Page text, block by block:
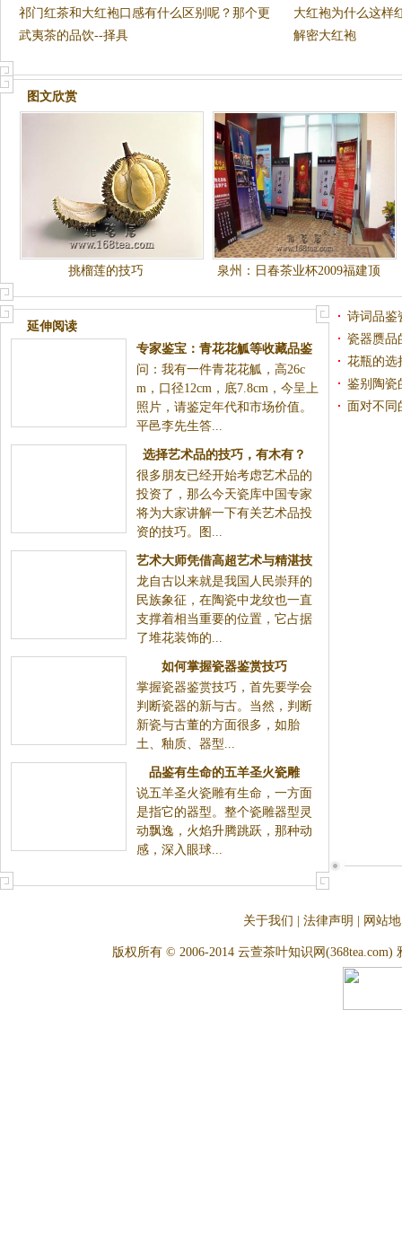
祁门红茶和大红袍口感有什么区别呢？那个更
好
大红袍为什么这样
武夷茶的品饮--择具
解密大红袍
图文欣赏
挑榴莲的技巧
泉州：日春茶业杯2009福建顶
级春茶品鉴会30日举行
延伸阅读
专家鉴宝：青花花觚等收藏品鉴
定实例（图）
问：我有一件青花花觚，高26c
m，口径12cm，底7.8cm，今呈上
照片，请鉴定年代和市场价值。
平邑李先生答...
选择艺术品的技巧，有木有？
很多朋友已经开始考虑艺术品的
投资了，那么今天瓷库中国专家
将为大家讲解一下有关艺术品投
资的技巧。图...
艺术大师凭借高超艺术与精湛技
巧，将龙纹运用于各种陶瓷器皿
龙自古以来就是我国人民崇拜的
民族象征，在陶瓷中龙纹也一直
支撑着相当重要的位置，它占据
了堆花装饰的...
如何掌握瓷器鉴赏技巧
掌握瓷器鉴赏技巧，首先要学会
判断瓷器的新与古。当然，判断
新瓷与古董的方面很多，如胎
土、釉质、器型...
品鉴有生命的五羊圣火瓷雕
说五羊圣火瓷雕有生命，一方面
是指它的器型。整个瓷雕器型灵
动飘逸，火焰升腾跳跃，那种动
感，深入眼球...
诗词品鉴
瓷器赝品
花瓶的选
鉴别陶瓷
面对不同
关于我们 法律声明 网站
版权所有 © 2006-2014 云萱茶叶知识网